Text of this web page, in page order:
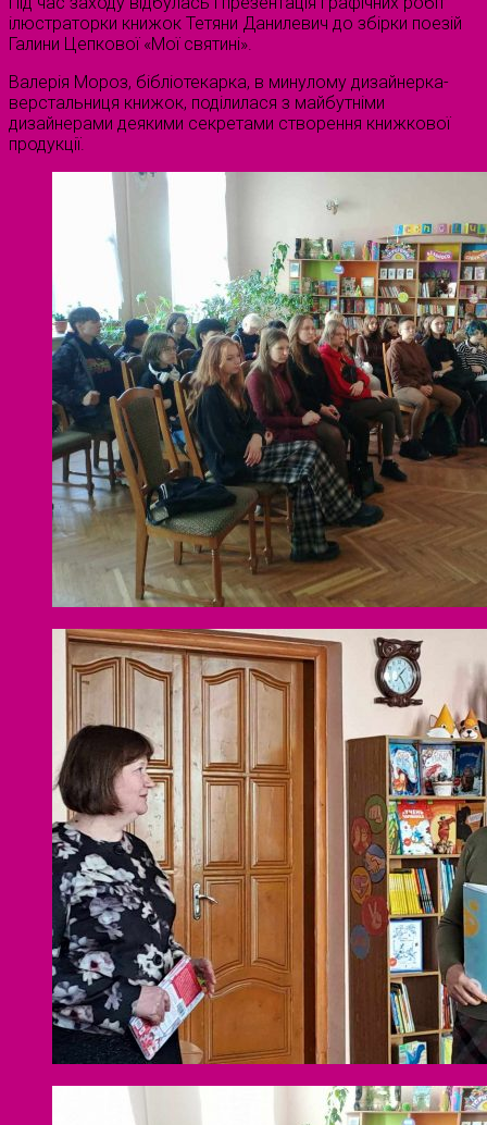
ілюстраторки книжок Тетяни Данилевич до збірки поезій
Галини Цепкової «Мої святині».
Валерія Мороз, бібліотекарка, в минулому дизайнерка-
верстальниця книжок, поділилася з майбутніми
дизайнерами деякими секретами створення книжкової
продукції.